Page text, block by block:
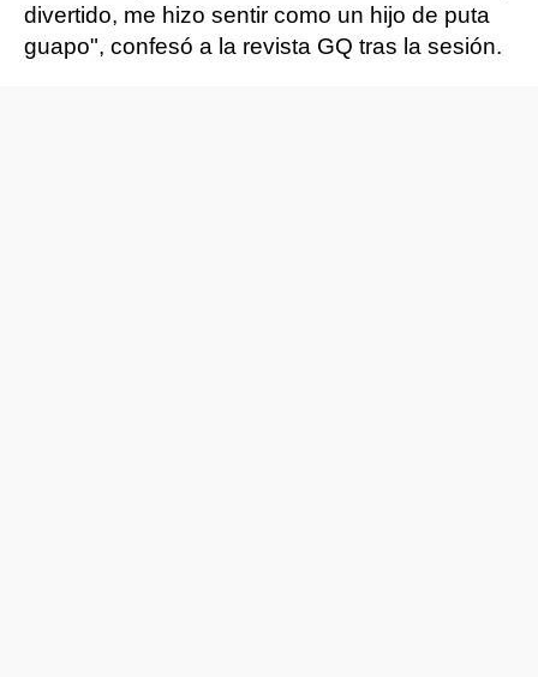
divertido, me hizo sentir como un hijo de puta
guapo", confesó a la revista GQ tras la sesión.